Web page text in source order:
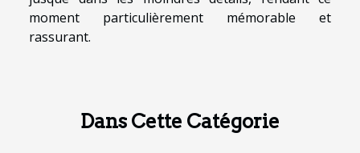
moment particulièrement mémorable et
rassurant.
Dans Cette Catégorie